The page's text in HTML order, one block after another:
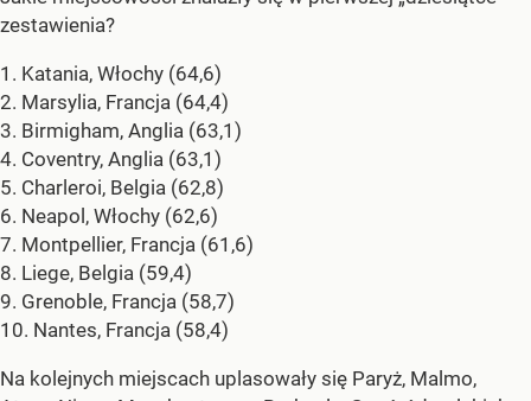
zestawienia?
1. Katania, Włochy (64,6)
2. Marsylia, Francja (64,4)
3. Birmigham, Anglia (63,1)
4. Coventry, Anglia (63,1)
5. Charleroi, Belgia (62,8)
6. Neapol, Włochy (62,6)
7. Montpellier, Francja (61,6)
8. Liege, Belgia (59,4)
9. Grenoble, Francja (58,7)
10. Nantes, Francja (58,4)
Na kolejnych miejscach uplasowały się Paryż, Malmo,